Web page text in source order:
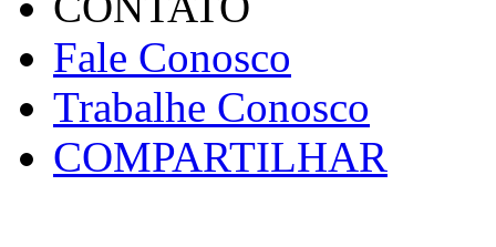
Fale Conosco
Trabalhe Conosco
COMPARTILHAR